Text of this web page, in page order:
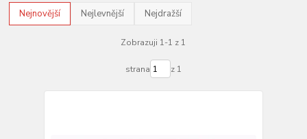
Nejnovější Nejlevnější Nejdražší
Zobrazuji 1-1 z 1
strana z 1